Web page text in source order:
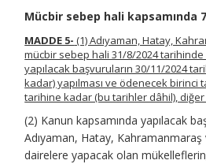
Mücbir sebep hali kapsamında
MADDE 5- (1) Adıyaman, Hatay,
mücbir sebep hali 31/8/2024
yapılacak başvuruların 30/11/2024
kadar) yapılması ve ödenecek
tarihine kadar (bu tarihler dâhil),
(2) Kanun kapsamında yapılacak
Adıyaman, Hatay,
dairelere yapacak olan